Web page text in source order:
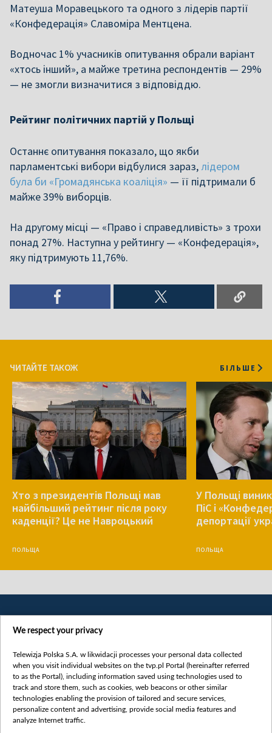
Матеуша Моравецького та одного з лідерів партії
«Конфедерація» Славоміра Ментцена.
Водночас 1% учасників опитування обрали варіант
«хтось інший», а майже третина респондентів — 29%
— не змогли визначитися з відповіддю.
Рейтинг політичних партій у Польщі
Останнє опитування показало, що якби
парламентські вибори відбулися зараз,лідером
була би «Громадянська коаліція» — її підтримали б
майже 39% виборців.
На другому місці — «Право і справедливість» з трохи
понад 27%. Наступна у рейтингу — «Конфедерація»,
яку підтримують 11,76%.
ЧИТАЙТЕ ТАКОЖ БІЛЬШЕ
Хто з президентів Польщі мав
найбільший рейтинг після року
каденції? Це не Навроцький
ПОЛЬЩА
У Польщі
ПіС і
депортації
ПОЛЬЩА
Категорії
Новини
We respect your privacy
Telewizja Polska S.A. w likwidacji processes your personal data collected
when you visit individual websites on the tvp.pl Portal (hereinafter referred
to as the Portal), including information saved using technologies used to
track and store them, such as cookies, web beacons or other similar
technologies enabling the provision of tailored and secure services,
personalize content and advertising, provide social media features and
analyze Internet traffic.